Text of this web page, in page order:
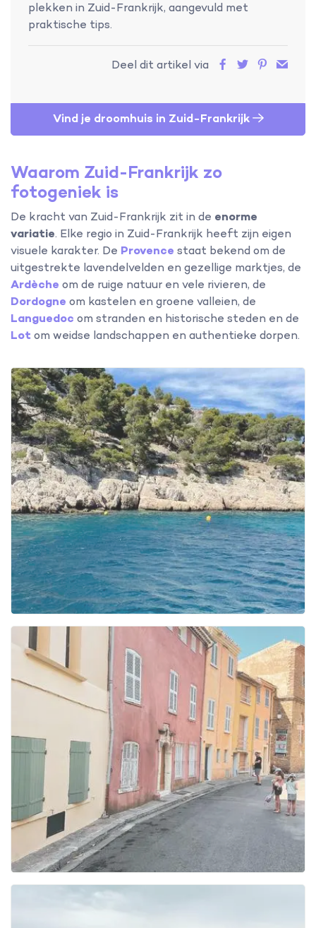
plekken in Zuid-Frankrijk, aangevuld met
praktische tips.
Deel dit artikel via
Vind je droomhuis in Zuid-Frankrijk
Waarom Zuid-Frankrijk zo
fotogeniek is
De kracht van Zuid-Frankrijk zit in de enorme
variatie. Elke regio in Zuid-Frankrijk heeft zijn eigen
visuele karakter. De Provence staat bekend om de
uitgestrekte lavendelvelden en gezellige marktjes, de
Ardèche om de ruige natuur en vele rivieren, de
Dordogne om kastelen en groene valleien, de
Languedoc om stranden en historische steden en de
Lot om weidse landschappen en authentieke dorpen.